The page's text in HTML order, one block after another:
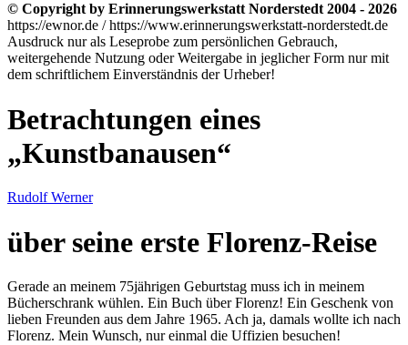
© Copyright by Erinnerungswerkstatt Norderstedt 2004 - 2026
https://ewnor.de / https://www.erinnerungswerkstatt-norderstedt.de
Ausdruck nur als Leseprobe zum persönlichen Gebrauch,
weitergehende Nutzung oder Weitergabe in jeglicher Form nur mit
dem schriftlichem Einverständnis der Urheber!
Betrachtungen eines
Kunstbanausen
Rudolf Werner
über seine erste Florenz-Reise
Gerade an meinem 75jährigen Geburtstag muss ich in meinem
Bücherschrank wühlen. Ein Buch über Florenz! Ein Geschenk von
lieben Freunden aus dem Jahre 1965. Ach ja, damals wollte ich nach
Florenz. Mein Wunsch, nur einmal die Uffizien besuchen!